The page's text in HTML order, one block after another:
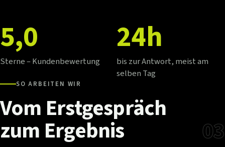
5,0
Sterne – Kundenbewertung
24h
bis zur Antwort, meist am
selben Tag
SO ARBEITEN WIR
Vom Erstgespräch
zum Ergebnis
03